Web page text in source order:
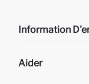
Information
À propos de nous
Aider